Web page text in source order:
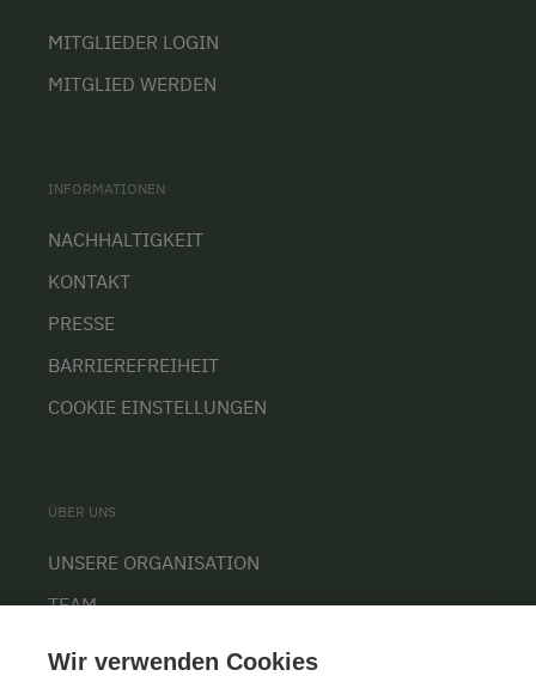
MITGLIEDER LOGIN
MITGLIED WERDEN
INFORMATIONEN
NACHHALTIGKEIT
KONTAKT
PRESSE
BARRIEREFREIHEIT
COOKIE EINSTELLUNGEN
ÜBER UNS
UNSERE ORGANISATION
TEAM
KARRIERE
Wir verwenden Cookies